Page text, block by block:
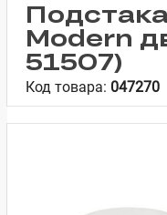
Бачки для
унитазов
Смесители для
встраиваемых
систем
Зеркало-шкаф
Modern
51507)
Код товара: 047270